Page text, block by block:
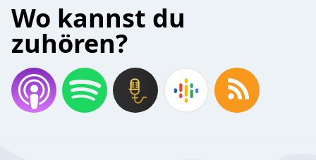
Wo kannst du
zuhören?